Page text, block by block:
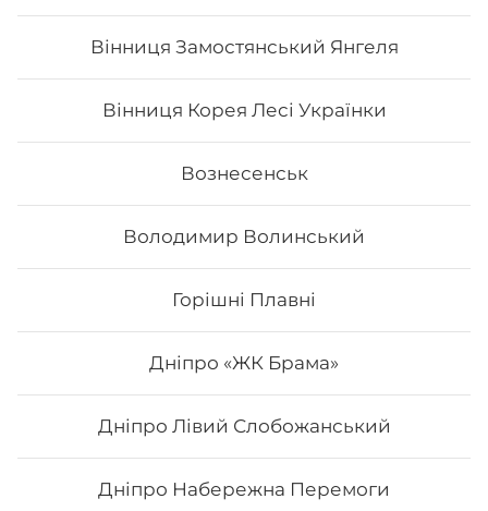
Вінниця Замостянський Янгеля
Вінниця Корея Лесі Українки
Вознесенськ
Володимир Волинський
Горішні Плавні
Дніпро «ЖК Брама»
Дніпро Лівий Слобожанський
Дніпро Набережна Перемоги
₴
Сет "Від Шефа"